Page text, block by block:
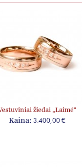
žiedai „Laimė“
Kaina: 3.400,00 €